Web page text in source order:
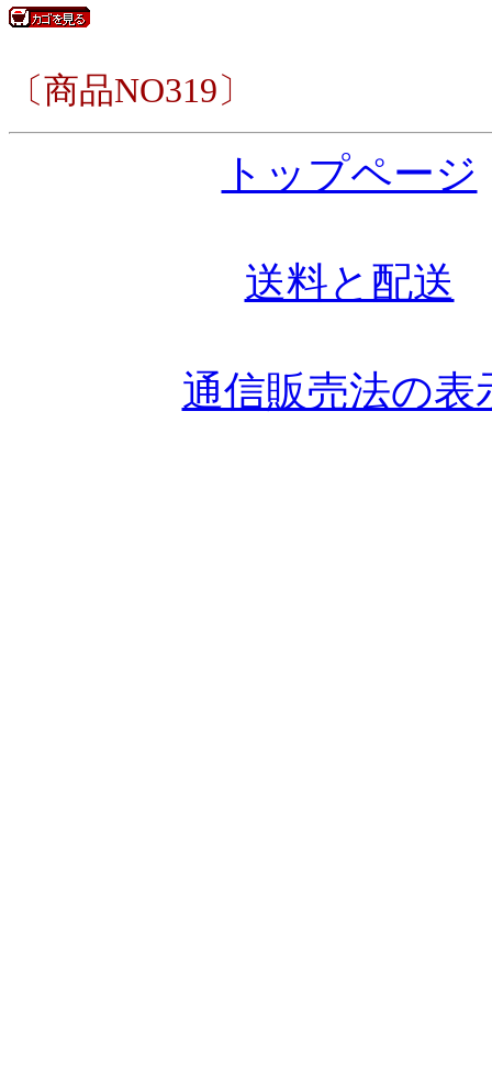
〔商品NO319〕
トップページ
送料と配送
通信販売法の表